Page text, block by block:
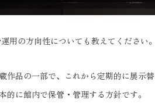
の方向性についても教えてください。
作品の一部で、これから定期的に展示
的に館内で保管・管理する方針です。